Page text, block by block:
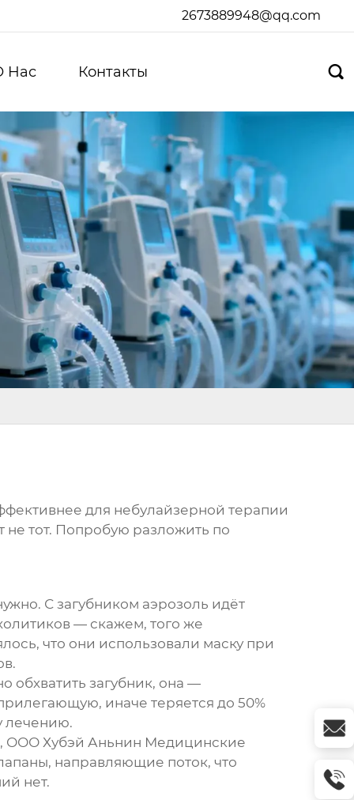
2673889948@qq.com
Hас Контакты 
для небулайзерной терапии
не тот. Попробую разложить по
С загубником аэрозоль идёт
— скажем, того же
что они использовали маску при
обхватить загубник, она —
иначе теряется до 50%
лечению.
ООО Хубэй Аньнин Медицинские
направляющие поток, что
нет.